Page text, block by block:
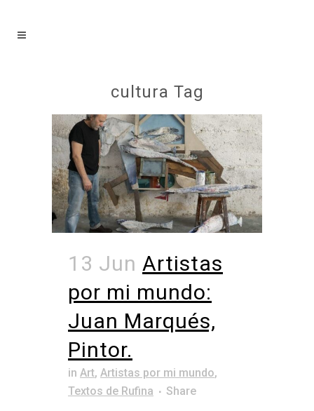
cultura Tag
13 Jun Artistas
por mi mundo:
Juan Marqués,
Pintor.
in Art, Artistas por mi mundo,
Textos de Rufina
Share